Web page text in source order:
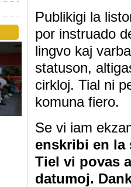
Publikigi la
por instruado
lingvo kaj
statuson,
cirkloj. Tial ni
komuna fiero.
Se vi iam
enskribi en la
Tiel vi povas
datumoj.